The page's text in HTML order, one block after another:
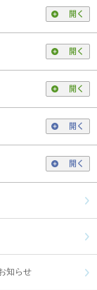
開く
開く
開く
開く
開く
知らせ